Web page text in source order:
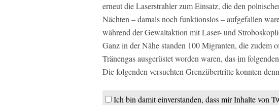
erneut die Laserstrahler zum Einsatz, die den
Nächten – damals noch funktionslos – aufgefallen
während der Gewaltaktion mit Laser- und
Ganz in der Nähe standen 100 Migranten, die zudem
Tränengas ausgerüstet worden waren, das im
Die folgenden versuchten Grenzübertritte konnten
Ich bin damit einverstanden, dass mir Inhalte von